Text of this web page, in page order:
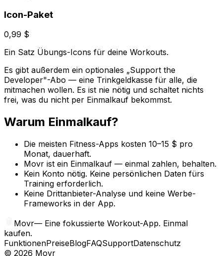
Icon-Paket
0,99 $
Ein Satz Übungs-Icons für deine Workouts.
Es gibt außerdem ein optionales „Support the
Developer"-Abo — eine Trinkgeldkasse für alle, die
mitmachen wollen. Es ist nie nötig und schaltet nichts
frei, was du nicht per Einmalkauf bekommst.
Warum Einmalkauf?
Die meisten Fitness-Apps kosten 10–15 $ pro
Monat, dauerhaft.
Movr ist ein Einmalkauf — einmal zahlen, behalten.
Kein Konto nötig. Keine persönlichen Daten fürs
Training erforderlich.
Keine Drittanbieter-Analyse und keine Werbe-
Frameworks in der App.
Movr— Eine fokussierte Workout-App. Einmal
kaufen.
FunktionenPreiseBlogFAQSupportDatenschutz
© 2026 Movr